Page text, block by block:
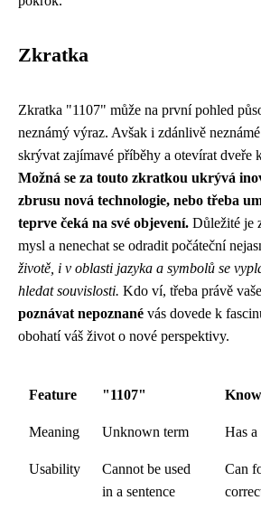
Zkratka
Zkratka "1107" může na první pohled
neznámý výraz. Avšak i zdánlivě
skrývat zajímavé příběhy a otevírat dveře
Možná se za touto zkratkou ukrývá
zbrusu nová technologie, nebo třeba
teprve čeká na své objevení. Důležité je
mysl a nenechat se odradit počáteční
životě, i v oblasti jazyka a symbolů se
hledat souvislosti. Kdo ví, třeba právě
poznávat nepoznané vás dovede k
obohatí váš život o nové perspektivy.
Feature "1107"
Meaning Unknown term Has
Usability
Cannot be used
in a sentence
Can